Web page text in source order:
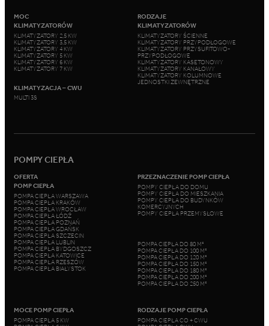
MOC
KLIMATYZATORÓW
KLIMATYZATORY 2,5 KW
KLIMATYZATORY 3,5 KW
KLIMATYZATORY 4 KW
KLIMATYZATORY 5 KW
KLIMATYZATORY 6 KW
KLIMATYZATORY 7 KW
KLIMATYZACJA – CWU
MULTI 3S
RODZAJE
KLIMATYZATORÓW
KLIMATYZATORY ŚCIENNE
KLIMATYZATORY PRZYPODŁOGOWE
KLIMATYZATORY PRZYSUFITOWO-
PRZYPODŁOGOWE
KLIMATYZATORY KASETONOWY
KLIMATYZATORY KANAŁOWY
KLIMATYZATORY KOLUMNOWE
JEDNOSTKI ZEWNĘTRZNE
POMPY CIEPŁA
OFERTA
POMP CIEPŁA
POMPA CIEPŁA WARSZAWA
POMPA CIEPŁA KRAKÓW
POMPA CIEPŁA WROCŁAW
POMPA CIEPŁA ŁÓDŹ
POMPA CIEPŁA POZNAŃ
POMPA CIEPŁA GDAŃSK
POMPA CIEPŁA SZCZECIN
POMPA CIEPŁA LUBLIN
POMPA CIEPŁA BYDGOSZCZ
POMPA CIEPŁA KATOWICE
POMPA CIEPŁA RZESZÓW
POMPA CIEPŁA BIAŁYSTOK
PRZEZNACZENIE POMP CIEPŁA
POMPY CIEPŁA DO DOMU
POMPY CIEPŁA DO MIESZKANIA
POMPY CIEPŁA DO BUDYNKÓW
KOMERCYJNYCH
POMPY CIEPŁA PRZEMYSŁOWE
POMPA CIEPŁA DO 80 M²
POMPA CIEPŁA DO 100 M²
POMPA CIEPŁA DO 120 M²
POMPA CIEPŁA DO 150 M²
POMPA CIEPŁA DO 180 M²
POMPA CIEPŁA DO 200 M²
POMPA CIEPŁA DO 250 M²
MOCE POMP CIEPŁA
POMPA CIEPŁA 5 KW
RODZAJE POMP CIEPŁA
POMPA CIEPŁA CO + CWU